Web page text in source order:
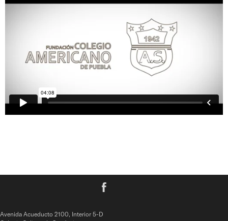
Avenida Acueducto 2100, Interior 5-D